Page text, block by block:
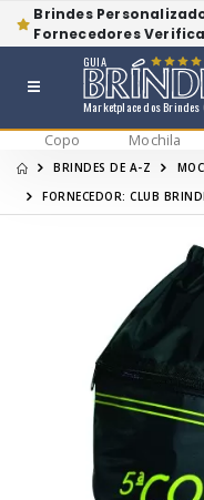
Brindes
Fornecedores
Marketplace dos Brindes
GUIA
Copo Mochila
BRINDES DE A-Z
FORNECEDOR: CLUB